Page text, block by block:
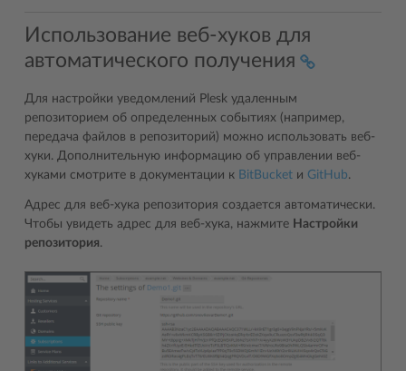
Использование веб-хуков для
автоматического получения
Для настройки уведомлений Plesk удаленным
репозиторием об определенных событиях (например,
передача файлов в репозиторий) можно использовать веб-
хуки. Дополнительную информацию об управлении веб-
хуками смотрите в документации к BitBucket и GitHub.
Адрес для веб-хука репозитория создается автоматически.
Чтобы увидеть адрес для веб-хука, нажмите Настройки
репозитория.